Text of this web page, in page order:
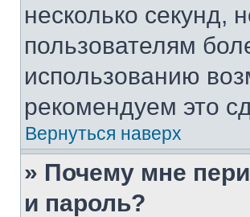
несколько секунд,
пользователям
использованию
рекомендуем это
Вернуться наверх
» Почему мне
и пароль?